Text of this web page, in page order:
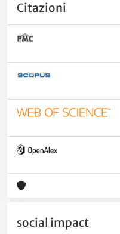
Citazioni
social impact